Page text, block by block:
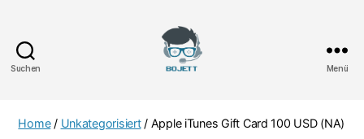
Suchen Menü
Home/ Unkategorisiert/ Apple iTunes Gift Card 100 USD (NA)